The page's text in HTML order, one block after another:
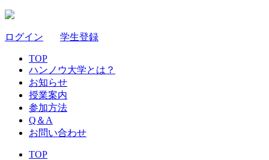
ログイン 学生登録
TOP
ハンノウ大学とは？
お知らせ
授業案内
参加方法
Q＆A
お問い合わせ
TOP